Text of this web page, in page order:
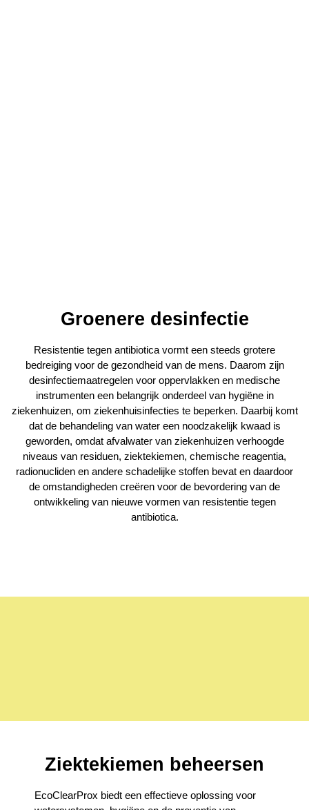
Groenere desinfectie
Resistentie tegen antibiotica vormt een steeds grotere
bedreiging voor de gezondheid van de mens. Daarom zijn
desinfectiemaatregelen voor oppervlakken en medische
instrumenten een belangrijk onderdeel van hygiëne in
ziekenhuizen, om ziekenhuisinfecties te beperken. Daarbij komt
dat de behandeling van water een noodzakelijk kwaad is
geworden, omdat afvalwater van ziekenhuizen verhoogde
niveaus van residuen, ziektekiemen, chemische reagentia,
radionucliden en andere schadelijke stoffen bevat en daardoor
de omstandigheden creëren voor de bevordering van de
ontwikkeling van nieuwe vormen van resistentie tegen
antibiotica.
Ziektekiemen beheersen
EcoClearProx biedt een effectieve oplossing voor